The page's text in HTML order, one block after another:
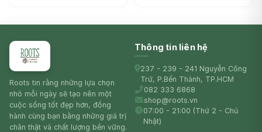
Roots tin rằng những lựa chọn
nhỏ mỗi ngày sẽ tạo nên một
cuộc sống tốt đẹp hơn, đồng
hành cùng bạn bằng những giá trị
chân thật và chất lượng bền vững.
Thông tin liên hệ
237 - 239 - 241 Nguyễn Công
Trứ, P.Bến Thành, TP.HCM
082 333 6868
shop@roots.vn
07:00 - 21:00 (Thứ 2 - Chủ
Nhật)